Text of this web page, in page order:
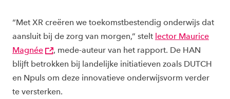
“Met XR creëren we toekomstbestendig onderwijs dat
aansluit bij de zorg van morgen,” stelt lector Maurice
Magnée
, mede-auteur van het rapport. De HAN
blijft betrokken bij landelijke initiatieven zoals DUTCH
en Npuls om deze innovatieve onderwijsvorm verder
te versterken.